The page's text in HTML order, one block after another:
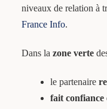
niveaux de relation à
France Info.
Dans la zone verte
le partenaire
fait confiance